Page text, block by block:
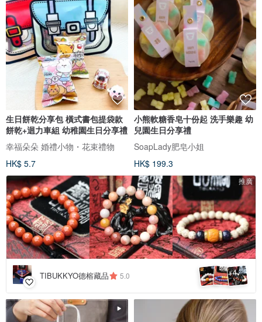
生日餅乾分享包 橫式書包提袋款
餅乾+迴力車組 幼稚園生日分享禮
幸福朵朵 婚禮小物・花束禮物
HK$ 5.7
小熊軟糖香皂十份起 洗手樂趣 幼
兒園生日分享禮
SoapLady肥皂小姐
HK$ 199.3
推廣
TIBUKKYO德榕藏品 5.0 +4